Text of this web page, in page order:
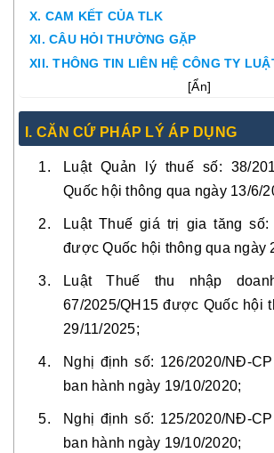
X. CAM KẾT CỦA TLK
XI. CÂU HỎI THƯỜNG GẶP
XII. THÔNG TIN LIÊN HỆ CÔNG TY
[Ẩn]
I. CĂN CỨ PHÁP LÝ ÁP DỤNG
Luật Quản lý thuế số: 38/
Quốc hội thông qua ngày 13/6/
Luật Thuế giá trị gia tăng số:
được Quốc hội thông qua ngày
Luật Thuế thu nhập
67/2025/QH15 được Quốc hội
29/11/2025;
Nghị định số: 126/2020/NĐ-
ban hành ngày 19/10/2020;
Nghị định số: 125/2020/NĐ-
ban hành ngày 19/10/2020;